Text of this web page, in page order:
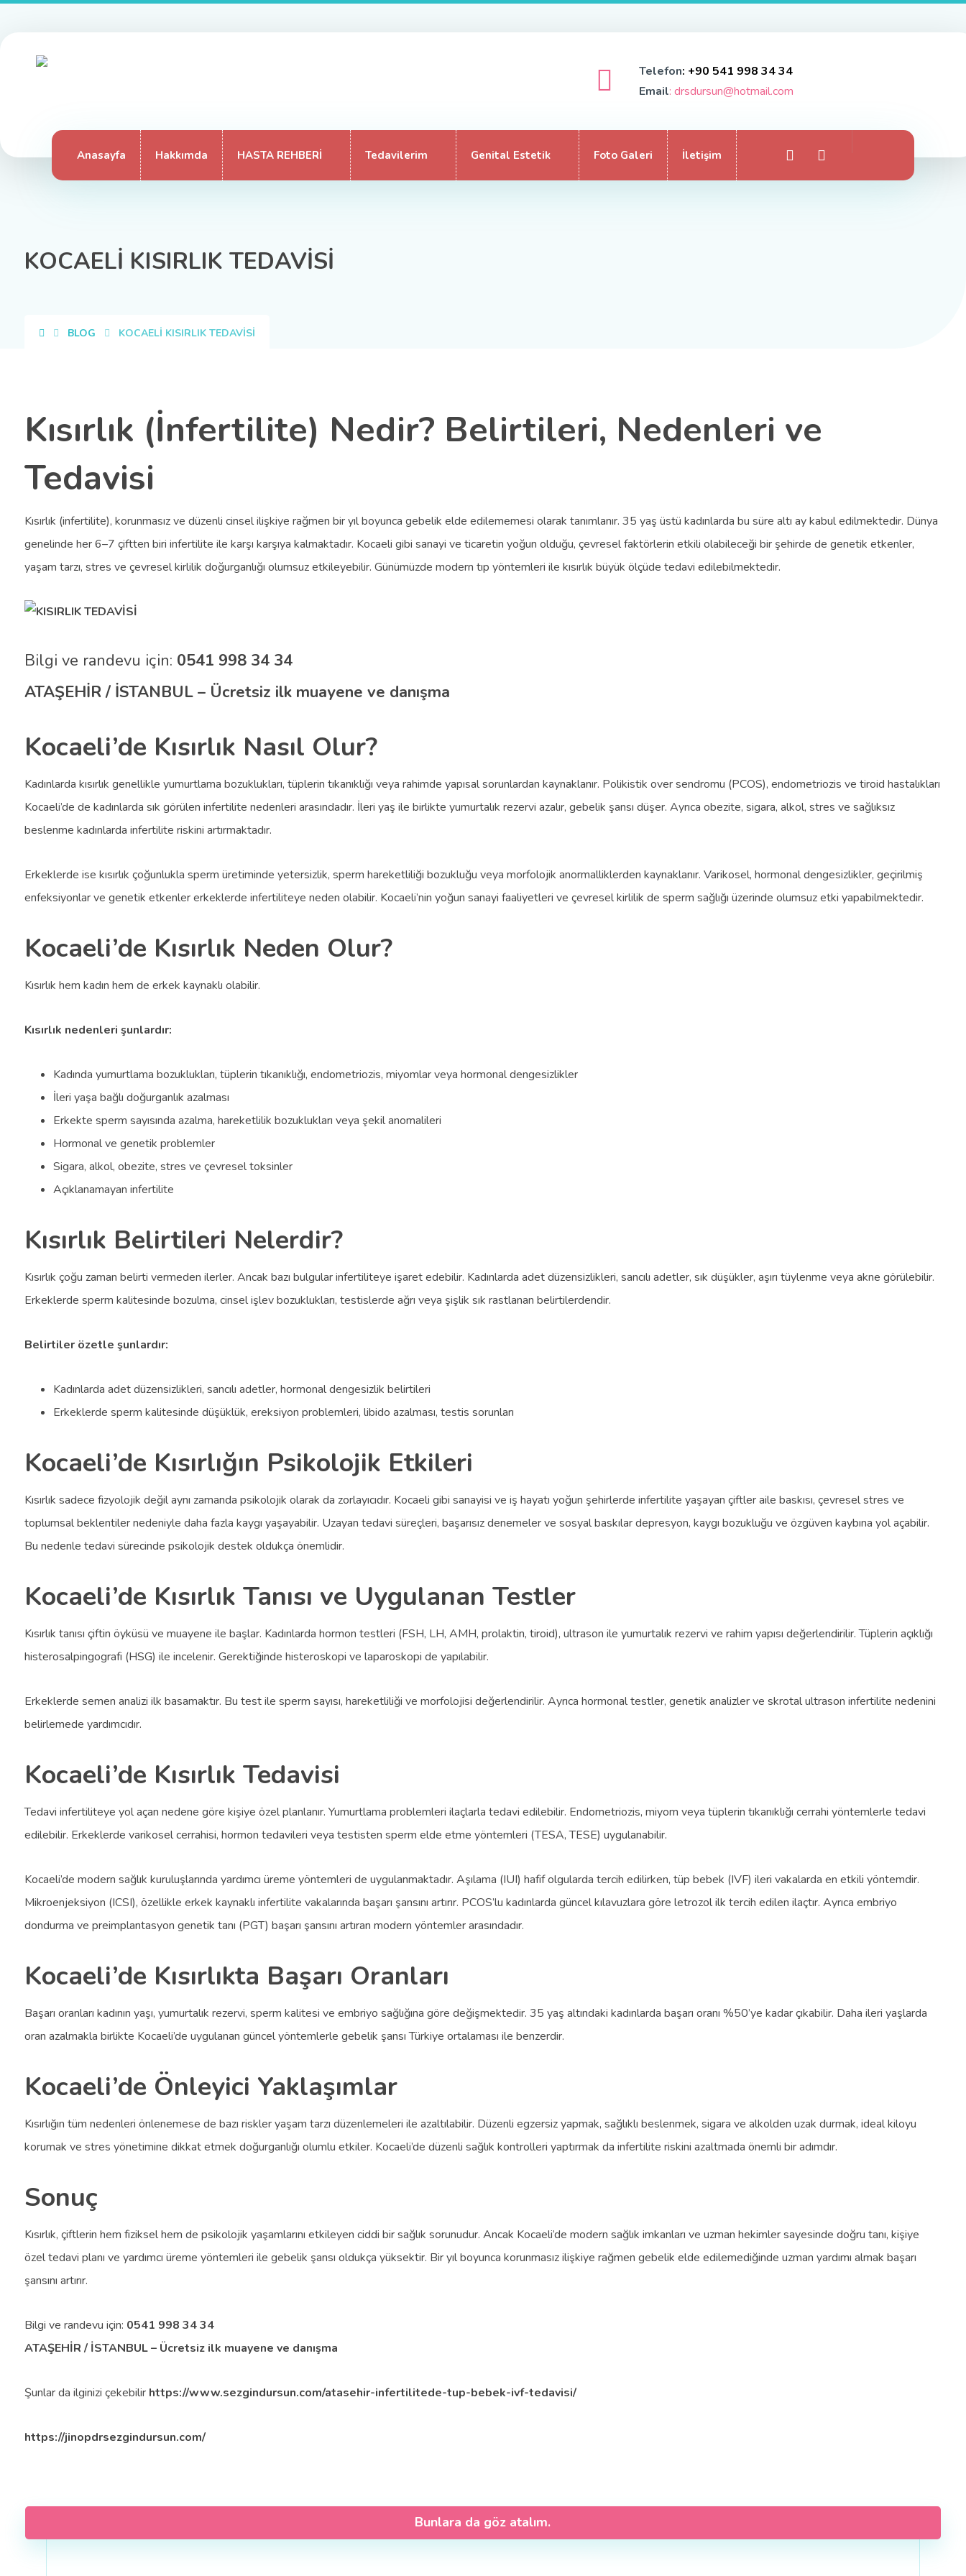
Telefon: +90 541 998 34 34
Email: drsdursun@hotmail.com
Anasayfa Hakkımda HASTA REHBERİ Tedavilerim Genital Estetik Foto Galeri İletişim
KOCAELİ KISIRLIK TEDAVİSİ
BLOG KOCAELİ KISIRLIK TEDAVİSİ
Kısırlık (İnfertilite) Nedir? Belirtileri, Nedenleri ve
Tedavisi
Kısırlık (infertilite), korunmasız ve düzenli cinsel ilişkiye rağmen bir yıl boyunca gebelik elde edilememesi olarak tanımlanır. 35 yaş üstü kadınlarda bu süre altı ay kabul edilmektedir. Dünya
genelinde her 6–7 çiftten biri infertilite ile karşı karşıya kalmaktadır. Kocaeli gibi sanayi ve ticaretin yoğun olduğu, çevresel faktörlerin etkili olabileceği bir şehirde de genetik etkenler,
yaşam tarzı, stres ve çevresel kirlilik doğurganlığı olumsuz etkileyebilir. Günümüzde modern tıp yöntemleri ile kısırlık büyük ölçüde tedavi edilebilmektedir.
Bilgi ve randevu için: 0541 998 34 34
ATAŞEHİR / İSTANBUL – Ücretsiz ilk muayene ve danışma
Kocaeli’de Kısırlık Nasıl Olur?
Kadınlarda kısırlık genellikle yumurtlama bozuklukları, tüplerin tıkanıklığı veya rahimde yapısal sorunlardan kaynaklanır. Polikistik over sendromu (PCOS), endometriozis ve tiroid hastalıkları
Kocaeli’de de kadınlarda sık görülen infertilite nedenleri arasındadır. İleri yaş ile birlikte yumurtalık rezervi azalır, gebelik şansı düşer. Ayrıca obezite, sigara, alkol, stres ve sağlıksız
beslenme kadınlarda infertilite riskini artırmaktadır.
Erkeklerde ise kısırlık çoğunlukla sperm üretiminde yetersizlik, sperm hareketliliği bozukluğu veya morfolojik anormalliklerden kaynaklanır. Varikosel, hormonal dengesizlikler, geçirilmiş
enfeksiyonlar ve genetik etkenler erkeklerde infertiliteye neden olabilir. Kocaeli’nin yoğun sanayi faaliyetleri ve çevresel kirlilik de sperm sağlığı üzerinde olumsuz etki yapabilmektedir.
Kocaeli’de Kısırlık Neden Olur?
Kısırlık hem kadın hem de erkek kaynaklı olabilir.
Kısırlık nedenleri şunlardır:
Kadında yumurtlama bozuklukları, tüplerin tıkanıklığı, endometriozis, miyomlar veya hormonal dengesizlikler
İleri yaşa bağlı doğurganlık azalması
Erkekte sperm sayısında azalma, hareketlilik bozuklukları veya şekil anomalileri
Hormonal ve genetik problemler
Sigara, alkol, obezite, stres ve çevresel toksinler
Açıklanamayan infertilite
Kısırlık Belirtileri Nelerdir?
Kısırlık çoğu zaman belirti vermeden ilerler. Ancak bazı bulgular infertiliteye işaret edebilir. Kadınlarda adet düzensizlikleri, sancılı adetler, sık düşükler, aşırı tüylenme veya akne görülebilir.
Erkeklerde sperm kalitesinde bozulma, cinsel işlev bozuklukları, testislerde ağrı veya şişlik sık rastlanan belirtilerdendir.
Belirtiler özetle şunlardır:
Kadınlarda adet düzensizlikleri, sancılı adetler, hormonal dengesizlik belirtileri
Erkeklerde sperm kalitesinde düşüklük, ereksiyon problemleri, libido azalması, testis sorunları
Kocaeli’de Kısırlığın Psikolojik Etkileri
Kısırlık sadece fizyolojik değil aynı zamanda psikolojik olarak da zorlayıcıdır. Kocaeli gibi sanayisi ve iş hayatı yoğun şehirlerde infertilite yaşayan çiftler aile baskısı, çevresel stres ve
toplumsal beklentiler nedeniyle daha fazla kaygı yaşayabilir. Uzayan tedavi süreçleri, başarısız denemeler ve sosyal baskılar depresyon, kaygı bozukluğu ve özgüven kaybına yol açabilir.
Bu nedenle tedavi sürecinde psikolojik destek oldukça önemlidir.
Kocaeli’de Kısırlık Tanısı ve Uygulanan Testler
Kısırlık tanısı çiftin öyküsü ve muayene ile başlar. Kadınlarda hormon testleri (FSH, LH, AMH, prolaktin, tiroid), ultrason ile yumurtalık rezervi ve rahim yapısı değerlendirilir. Tüplerin açıklığı
histerosalpingografi (HSG) ile incelenir. Gerektiğinde histeroskopi ve laparoskopi de yapılabilir.
Erkeklerde semen analizi ilk basamaktır. Bu test ile sperm sayısı, hareketliliği ve morfolojisi değerlendirilir. Ayrıca hormonal testler, genetik analizler ve skrotal ultrason infertilite nedenini
belirlemede yardımcıdır.
Kocaeli’de Kısırlık Tedavisi
Tedavi infertiliteye yol açan nedene göre kişiye özel planlanır. Yumurtlama problemleri ilaçlarla tedavi edilebilir. Endometriozis, miyom veya tüplerin tıkanıklığı cerrahi yöntemlerle tedavi
edilebilir. Erkeklerde varikosel cerrahisi, hormon tedavileri veya testisten sperm elde etme yöntemleri (TESA, TESE) uygulanabilir.
Kocaeli’de modern sağlık kuruluşlarında yardımcı üreme yöntemleri de uygulanmaktadır. Aşılama (IUI) hafif olgularda tercih edilirken, tüp bebek (IVF) ileri vakalarda en etkili yöntemdir.
Mikroenjeksiyon (ICSI), özellikle erkek kaynaklı infertilite vakalarında başarı şansını artırır. PCOS’lu kadınlarda güncel kılavuzlara göre letrozol ilk tercih edilen ilaçtır. Ayrıca embriyo
dondurma ve preimplantasyon genetik tanı (PGT) başarı şansını artıran modern yöntemler arasındadır.
Kocaeli’de Kısırlıkta Başarı Oranları
Başarı oranları kadının yaşı, yumurtalık rezervi, sperm kalitesi ve embriyo sağlığına göre değişmektedir. 35 yaş altındaki kadınlarda başarı oranı %50’ye kadar çıkabilir. Daha ileri yaşlarda
oran azalmakla birlikte Kocaeli’de uygulanan güncel yöntemlerle gebelik şansı Türkiye ortalaması ile benzerdir.
Kocaeli’de Önleyici Yaklaşımlar
Kısırlığın tüm nedenleri önlenemese de bazı riskler yaşam tarzı düzenlemeleri ile azaltılabilir. Düzenli egzersiz yapmak, sağlıklı beslenmek, sigara ve alkolden uzak durmak, ideal kiloyu
korumak ve stres yönetimine dikkat etmek doğurganlığı olumlu etkiler. Kocaeli’de düzenli sağlık kontrolleri yaptırmak da infertilite riskini azaltmada önemli bir adımdır.
Sonuç
Kısırlık, çiftlerin hem fiziksel hem de psikolojik yaşamlarını etkileyen ciddi bir sağlık sorunudur. Ancak Kocaeli’de modern sağlık imkanları ve uzman hekimler sayesinde doğru tanı, kişiye
özel tedavi planı ve yardımcı üreme yöntemleri ile gebelik şansı oldukça yüksektir. Bir yıl boyunca korunmasız ilişkiye rağmen gebelik elde edilemediğinde uzman yardımı almak başarı
şansını artırır.
Bilgi ve randevu için: 0541 998 34 34
ATAŞEHİR / İSTANBUL – Ücretsiz ilk muayene ve danışma
Şunlar da ilginizi çekebilir https://www.sezgindursun.com/atasehir-infertilitede-tup-bebek-ivf-tedavisi/
https://jinopdrsezgindursun.com/
Bunlara da göz atalım.